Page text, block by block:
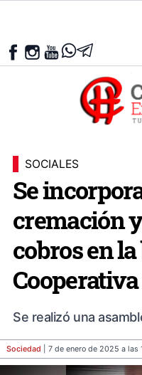
SOCIALES
Se
cremación
cobros en
Se realizó una
Sociedad | 7 de enero de 2025 a las